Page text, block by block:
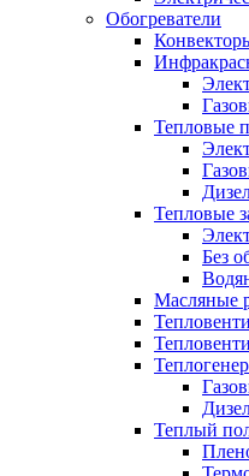
Обогреватели
Тепловые
Тепловые
Без
Масляные
Теплый